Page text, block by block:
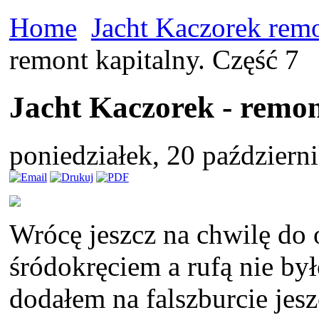
Home Jacht Kaczorek
remont kapitalny. Część 7
Jacht Kaczorek -
poniedziałek, 20
Wrócę jeszcz na chwilę
śródokręciem a rufą nie
dodałem na falszburcie